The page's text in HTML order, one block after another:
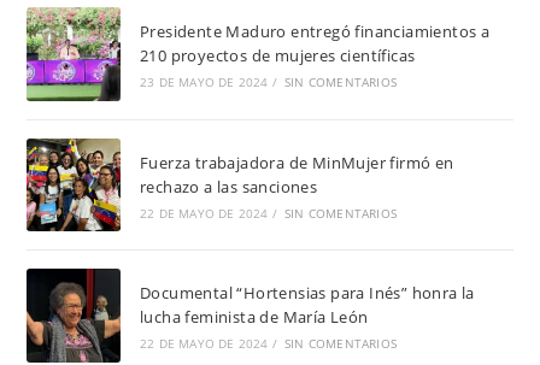
Presidente Maduro entregó financiamientos a
210 proyectos de mujeres científicas
23 DE MAYO DE 2024 / SIN COMENTARIOS
Fuerza trabajadora de MinMujer firmó en
rechazo a las sanciones
22 DE MAYO DE 2024 / SIN COMENTARIOS
Documental “Hortensias para Inés” honra la
lucha feminista de María León
22 DE MAYO DE 2024 / SIN COMENTARIOS